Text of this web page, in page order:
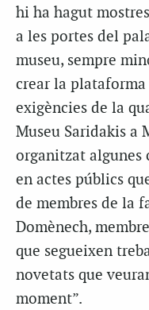
hi ha hagut
a les portes del
museu, sempre
crear la
exigències de la
Museu Saridakis a
organitzat algunes
en actes públics
de membres de la
Domènech,
que segueixen
novetats que
moment”.